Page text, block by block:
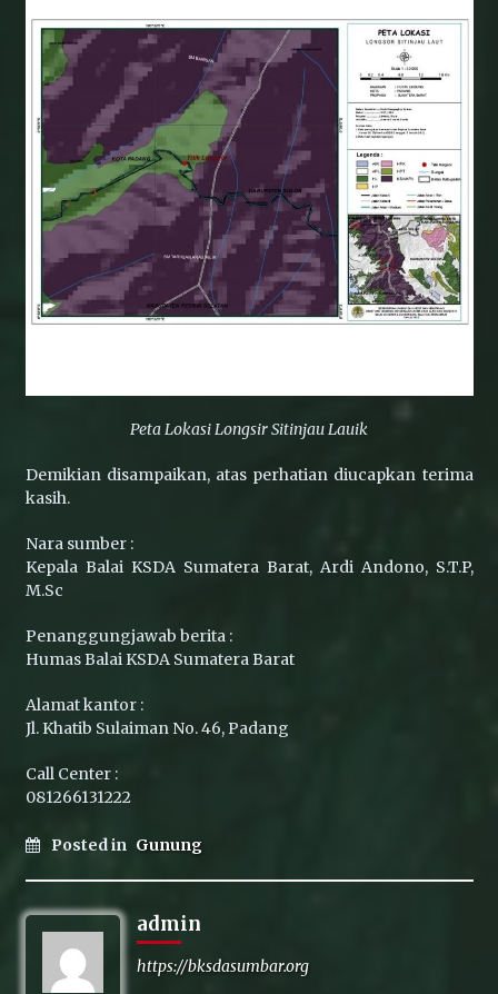
Peta Lokasi Longsir Sitinjau Lauik
Demikian disampaikan, atas perhatian diucapkan terima
kasih.
Nara sumber :
Kepala Balai KSDA Sumatera Barat, Ardi Andono, S.T.P,
M.Sc
Penanggungjawab berita :
Humas Balai KSDA Sumatera Barat
Alamat kantor :
Jl. Khatib Sulaiman No. 46, Padang
Call Center :
081266131222
Posted in Gunung
admin
https://bksdasumbar.org